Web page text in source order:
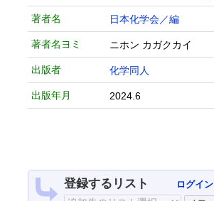
著者名 日本化学会／編
著者名ヨミ ニホン カガクカイ
出版者 化学同人
出版年月 2024.6
登録するリスト ログイン